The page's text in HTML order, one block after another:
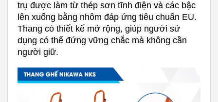
trụ được làm từ thép sơn tĩnh điện và các bậc
lên xuống bằng nhôm đáp ứng tiêu chuẩn EU.
Thang có thiết kế mở rộng, giúp người sử
dụng có thể đứng vững chắc mà không cần
người giữ.